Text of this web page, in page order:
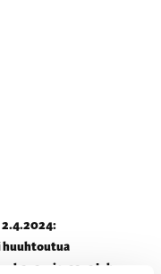
2.4.2024:
huuhtoutua
vieraana Juho